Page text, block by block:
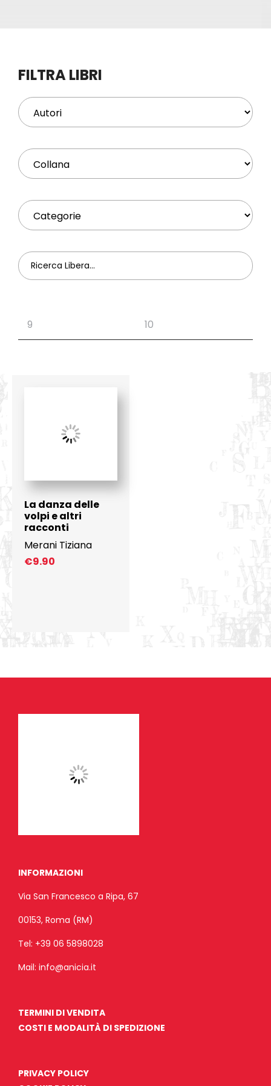
Profilo
FILTRA LIBRI
La danza delle
volpi e altri
racconti
Merani Tiziana
€9.90
INFORMAZIONI
Via San Francesco a Ripa, 67
00153, Roma (RM)
Tel: +39 06 5898028
Mail: info@anicia.it
TERMINI DI VENDITA
COSTI E MODALITÀ DI SPEDIZIONE
PRIVACY POLICY